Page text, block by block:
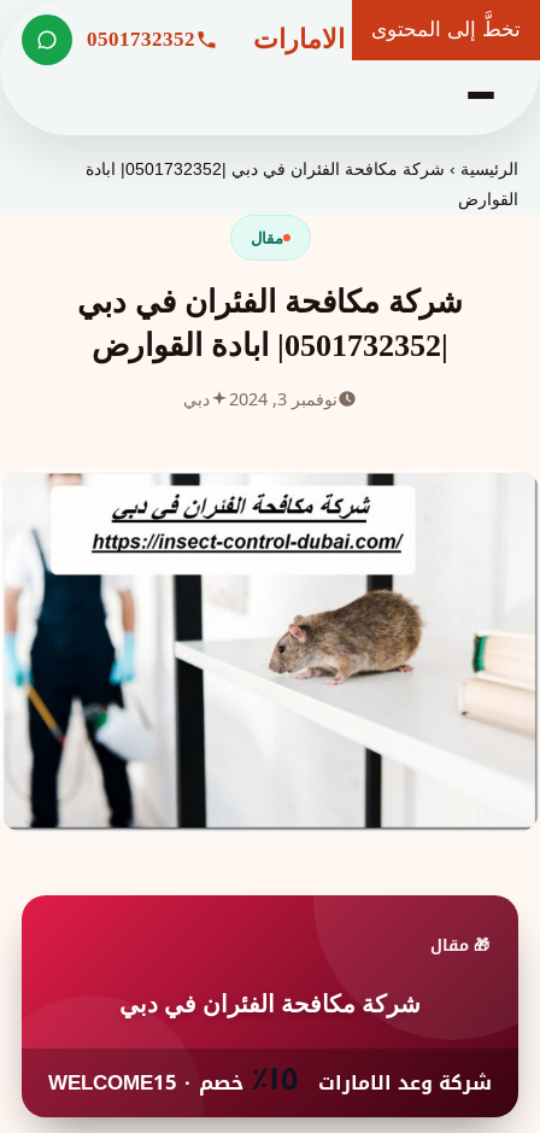
تخطَّ إلى المحتوى
شركة وعد الامارات 0501732352
الرئيسية ›
شركة مكافحة الفئران في دبي |0501732352| ابادة
القوارض
مقال
شركة مكافحة الفئران في دبي
|0501732352| ابادة القوارض
نوفمبر 3, 2024 دبي
🎁 مقال
شركة مكافحة الفئران في دبي
شركة وعد الامارات ١٥٪ خصم · WELCOME15